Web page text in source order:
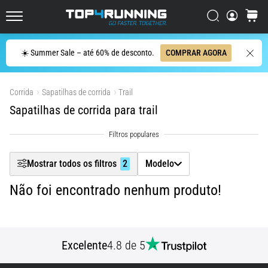
☀️ Summer Sale – até 60% de desconto. COMPRAR AGORA
Procurar
cesto
Procurar
resumido
em
frase:
dói,
vale
a
Que
benefícios
ele
oferece,
quais
•
Corrida Sapatilhas de corrida Trail
Sapatilhas de corrida para trail
Mostrar todos os filtros 2 Modelo
Filtr
Mostrar produtos
Não foi encontrado nenhum produto!
Excelente4.8 de 5